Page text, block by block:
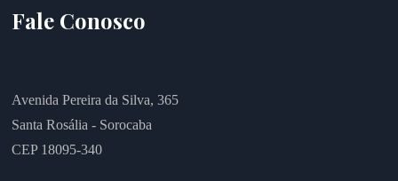
Fale Conosco
Avenida Pereira da Silva, 365
Santa Rosália - Sorocaba
CEP 18095-340